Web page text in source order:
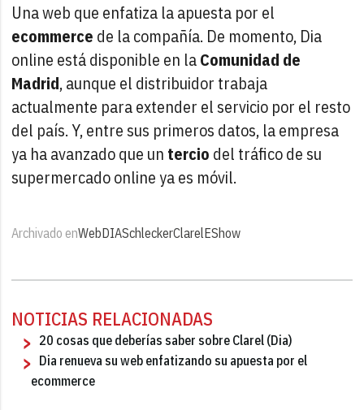
Una web que enfatiza la apuesta por el
ecommerce de la compañía. De momento, Dia
online está disponible en laComunidad de
Madrid, aunque el distribuidor trabaja
actualmente para extender el servicio por el resto
del país. Y, entre sus primeros datos, la empresa
ya ha avanzado que un tercio del tráfico de su
supermercado online ya es móvil.
Archivado enWebDIASchleckerClarelEShow
NOTICIAS RELACIONADAS
20 cosas que deberías saber sobre Clarel (Dia)
Dia renueva su web enfatizando su apuesta por el
ecommerce